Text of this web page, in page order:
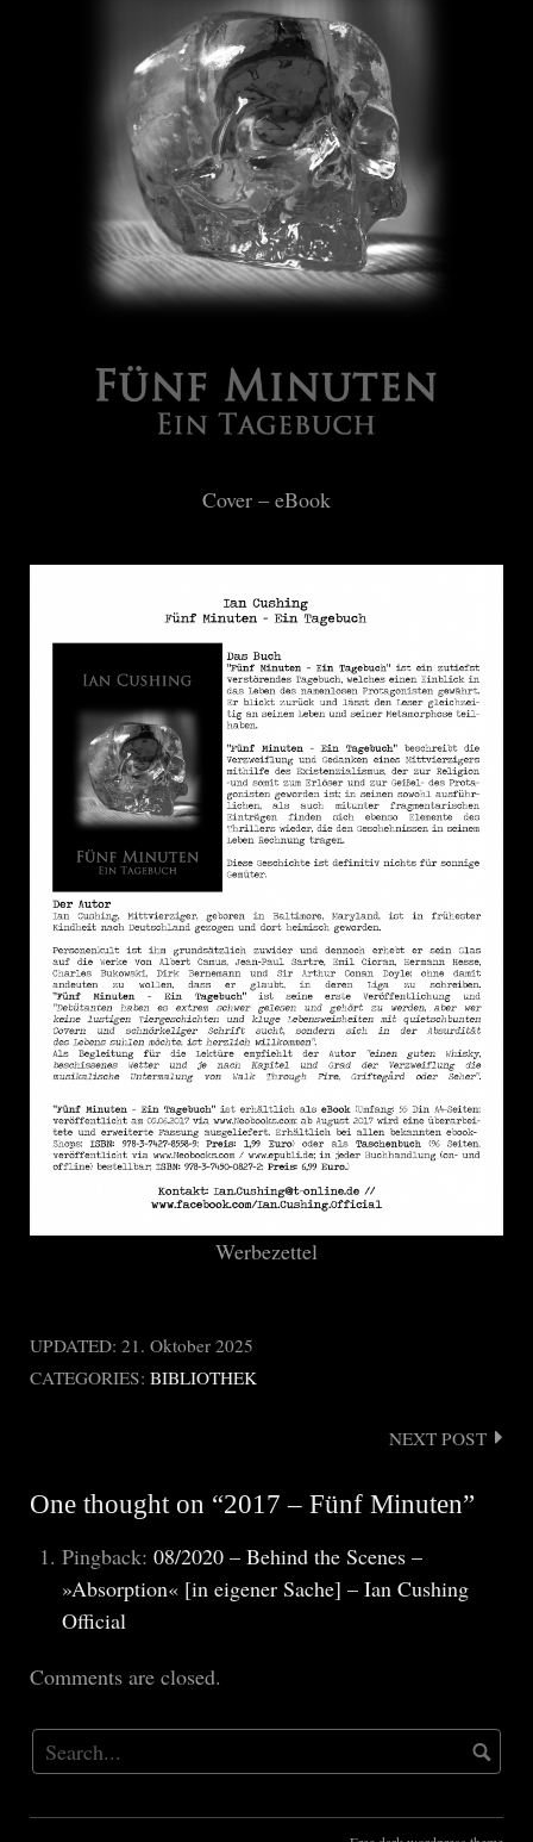
Cover – eBook
Werbezettel
UPDATED: 21. Oktober 2025
CATEGORIES: BIBLIOTHEK
NEXT POST
One thought on “2017 – Fünf Minuten”
Pingback: 08/2020 – Behind the Scenes –
»Absorption« [in eigener Sache] – Ian Cushing
Official
Comments are closed.